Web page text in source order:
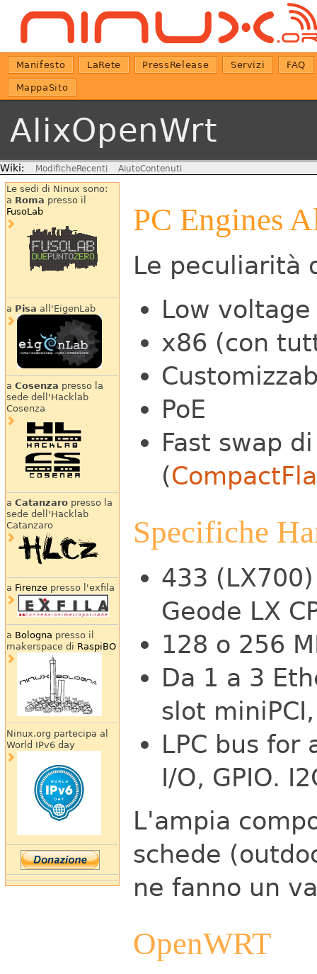
Manifesto LaRete PressRelease Servizi FAQ
MappaSito
AlixOpenWrt
Wiki: ModificheRecenti AiutoContenuti
Le sedi di Ninux sono:
a Roma presso il
FusoLab
a Pisa all'EigenLab
a Cosenza presso la
sede dell'Hacklab
Cosenza
a Catanzaropresso la
sede dell'Hacklab
Catanzaro
a Firenzepresso l'exfila
a Bologna presso il
makerspace di RaspiBO
Ninux.org partecipa al
World IPv6 day
PC Engines
Le peculiarità
Low voltage
x86 (con
PoE
Fast swap
(
Specifiche
433
Geode LX
128 o 256
Da 1 a 3
slot
LPC bus for
I/O, GPIO.
L'ampia
schede
ne fanno un
OpenWRT